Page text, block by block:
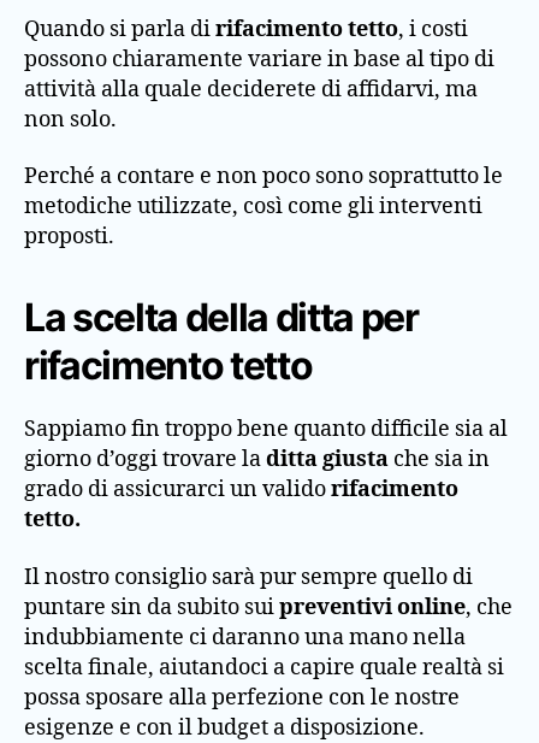
Quando si parla dirifacimento tetto, i costi
possono chiaramente variare in base al tipo di
attività alla quale deciderete di affidarvi, ma
non solo.
Perché a contare e non poco sono soprattutto le
metodiche utilizzate, così come gli interventi
proposti.
La scelta della ditta per
rifacimento tetto
Sappiamo fin troppo bene quanto difficile sia al
giorno d’oggi trovare laditta giusta che sia in
grado di assicurarci un validorifacimento
tetto.
Il nostro consiglio sarà pur sempre quello di
puntare sin da subito suipreventivi online, che
indubbiamente ci daranno una mano nella
scelta finale, aiutandoci a capire quale realtà si
possa sposare alla perfezione con le nostre
esigenze e con il budget a disposizione.